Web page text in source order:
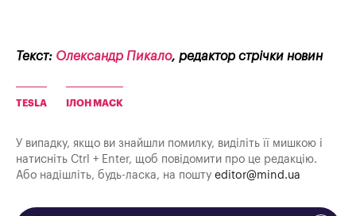
Текст: Олександр Пикало, редактор стрічки новин
TESLA ІЛОН МАСК
У випадку, якщо ви знайшли помилку, виділіть її мишкою і
натисніть Ctrl + Enter, щоб повідомити про це редакцію.
Або надішліть, будь-ласка, на пошту editor@mind.ua